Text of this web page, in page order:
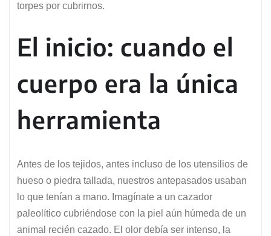
torpes por cubrirnos.
El inicio: cuando el
cuerpo era la única
herramienta
Antes de los tejidos, antes incluso de los utensilios de
hueso o piedra tallada, nuestros antepasados usaban
lo que tenían a mano. Imagínate a un cazador
paleolítico cubriéndose con la piel aún húmeda de un
animal recién cazado. El olor debía ser intenso, la